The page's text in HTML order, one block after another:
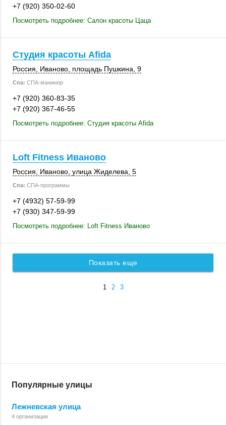
+7 (920) 350-02-60
Посмотреть подробнее: Салон красоты Цаца
Студия красоты Afida
Россия Иваново площадь Пушкина, 9
Спа: СПА-маникюр
+7 (920) 360-83-35
+7 (920) 367-46-55
Посмотреть подробнее: Студия красоты Afida
Loft Fitness Иваново
Россия Иваново улица Жиделева, 5
Спа: СПА-программы
+7 (4932) 57-59-99
+7 (930) 347-59-99
Посмотреть подробнее: Loft Fitness Иваново
Показать еще
1 2 3
Популярные улицы
Лежневская улица
4 организации